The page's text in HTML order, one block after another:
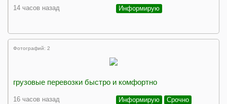
14 часов назад Информирую
Фотографий: 2
грузовые перевозки быстро и комфортно
16 часов назад Информирую Срочно